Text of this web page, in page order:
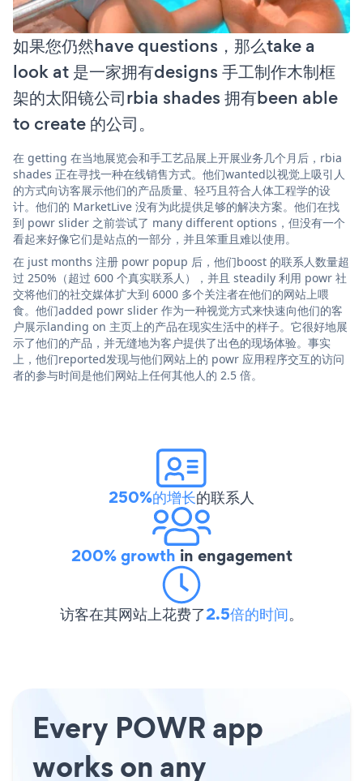
如果您仍然have questions，那么take a
look at 是一家拥有designs 手工制作木制框
架的太阳镜公司rbia shades 拥有been able
to create 的公司。
在 getting 在当地展览会和手工艺品展上开展业务几个月后，rbia
shades 正在寻找一种在线销售方式。他们wanted以视觉上吸引人
的方式向访客展示他们的产品质量、轻巧且符合人体工程学的设
计。他们的 MarketLive 没有为此提供足够的解决方案。他们在找
到 powr slider 之前尝试了 many different options，但没有一个
看起来好像它们是站点的一部分，并且笨重且难以使用。
在 just months 注册 powr popup 后，他们boost 的联系人数量超
过 250%（超过 600 个真实联系人），并且 steadily 利用 powr 社
交将他们的社交媒体扩大到 6000 多个关注者在他们的网站上喂
食。他们added powr slider 作为一种视觉方式来快速向他们的客
户展示landing on 主页上的产品在现实生活中的样子。它很好地展
示了他们的产品，并无缝地为客户提供了出色的现场体验。事实
上，他们reported发现与他们网站上的 powr 应用程序交互的访问
者的参与时间是他们网站上任何其他人的 2.5 倍。
250%的增长的联系人
200% growth in engagement
访客在其网站上花费了2.5倍的时间。
Every POWR app
works on any